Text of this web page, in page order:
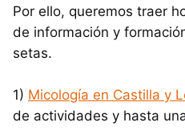
Por ello, queremos traer
de información y
setas.
1) Micología en Castilla y
de actividades y hasta